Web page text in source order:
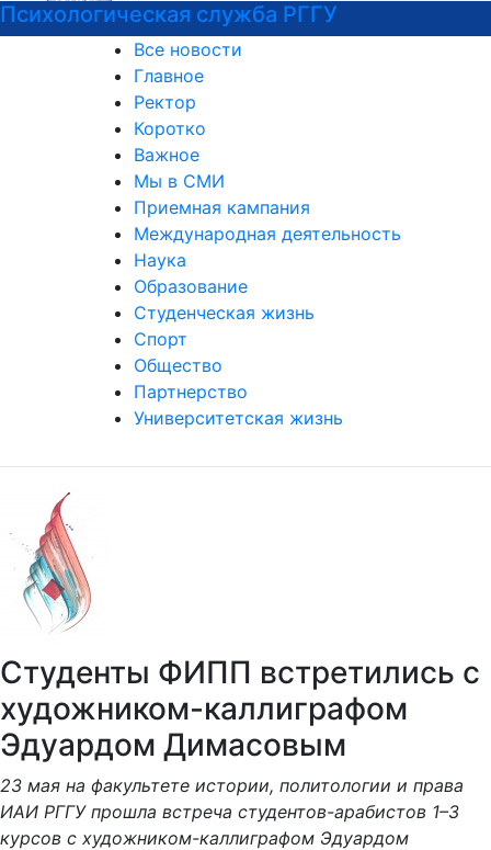
Подготовительные курсы к ЕГЭ
Все новости
Главное
Ректор
Коротко
Важное
Мы в СМИ
Приемная кампания
Международная деятельность
Наука
Образование
Студенческая жизнь
Спорт
Общество
Партнерство
Университетская жизнь
Студенты ФИПП встретились с
художником-каллиграфом
Эдуардом Димасовым
23 мая на факультете истории, политологии и права
ИАИ РГГУ прошла встреча студентов-арабистов 1–3
курсов с художником-каллиграфом Эдуардом